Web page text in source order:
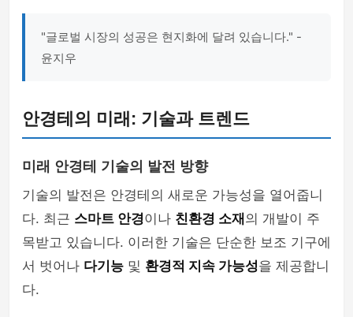
"글로벌 시장의 성공은 현지화에 달려 있습니다." -
윤지우
안경테의 미래: 기술과 트렌드
미래 안경테 기술의 발전 방향
기술의 발전은 안경테의 새로운 가능성을 열어줍니
다. 최근 스마트 안경이나 친환경 소재 의 개발이 주
목받고 있습니다. 이러한 기술은 단순한 보조 기구에
서 벗어나 다기능 및 환경적 지속 가능성을 제공합니
다.